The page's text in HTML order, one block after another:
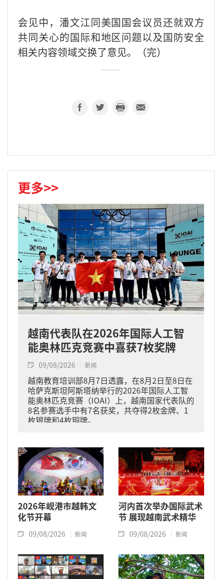
会见中，潘文江同美国国会议员还就双方
共同关心的国际和地区问题以及国防安全
相关内容领域交换了意见。（完）
更多>>
越南代表队在2026年国际人工智
能奥林匹克竞赛中喜获7枚奖牌
09/08/2026 新闻
越南教育培训部8月7日透露，在8月2日至8日在
哈萨克斯坦阿斯塔纳举行的2026年国际人工智
能奥林匹克竞赛（IOAI）上，越南国家代表队的
8名参赛选手中有7名获奖，共夺得2枚金牌、1
枚银牌和4枚铜牌。
2026年岘港市越韩文
化节开幕
09/08/2026 新闻
河内首次举办国际武术
节 展现越南武术精华
09/08/2026 新闻